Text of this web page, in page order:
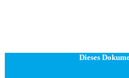
Dieses